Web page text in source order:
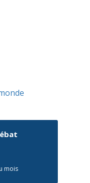
mois